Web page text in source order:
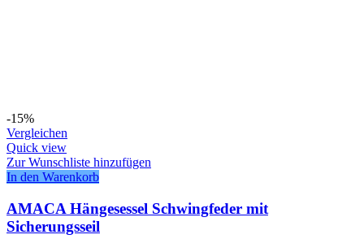
-15%
Vergleichen
Quick view
Zur Wunschliste hinzufügen
In den Warenkorb
AMACA Hängesessel Schwingfeder mit
Sicherungsseil